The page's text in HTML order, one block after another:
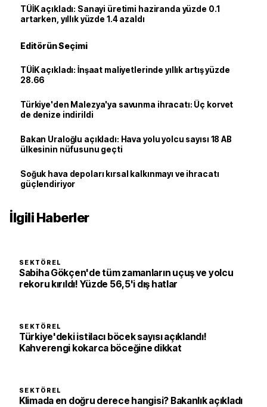
TÜİK açıkladı: Sanayi üretimi haziranda yüzde 0.1
artarken, yıllık yüzde 1.4 azaldı
Editörün Seçimi
TÜİK açıkladı: İnşaat maliyetlerinde yıllık artış yüzde
28.66
Türkiye'den Malezya'ya savunma ihracatı: Üç korvet
de denize indirildi
Bakan Uraloğlu açıkladı: Hava yolu yolcu sayısı 18 AB
ülkesinin nüfusunu geçti
Soğuk hava depoları kırsal kalkınmayı ve ihracatı
güçlendiriyor
İlgili Haberler
SEKTÖREL
Sabiha Gökçen'de tüm zamanların uçuş ve yolcu
rekoru kırıldı! Yüzde 56,5'i dış hatlar
SEKTÖREL
Türkiye'deki istilacı böcek sayısı açıklandı!
Kahverengi kokarca böceğine dikkat
SEKTÖREL
Klimada en doğru derece hangisi? Bakanlık açıkladı